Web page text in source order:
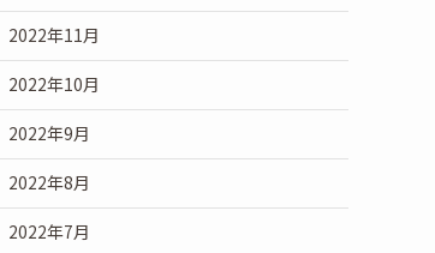
2022年11月
2022年10月
2022年9月
2022年8月
2022年7月